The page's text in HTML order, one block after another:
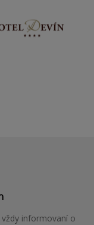
informovaní o